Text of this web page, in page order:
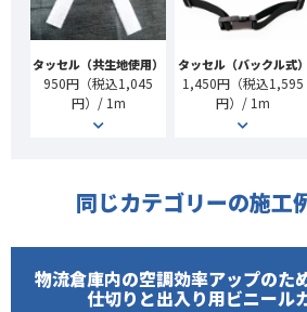
タッセル（共生地使用）
950円（税込1,045
円）/ 1m
タッセル（バックル式）
1,450円（税込1,595
円）/ 1m
同じカテゴリーの施工
物流倉庫内の空調効率アップのた
仕切りと出入り用ビニール